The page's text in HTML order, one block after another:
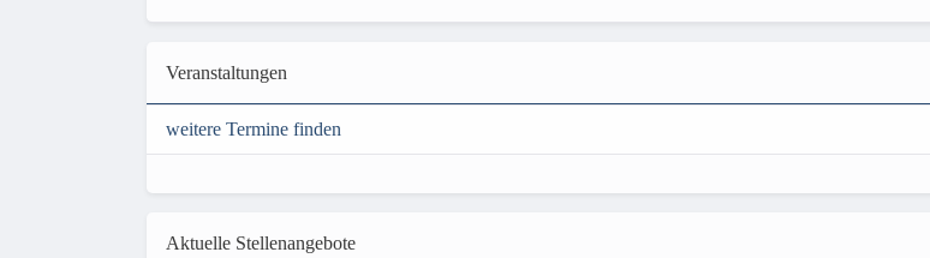
Veranstaltungen
weitere Termine finden
Aktuelle Stellenangebote